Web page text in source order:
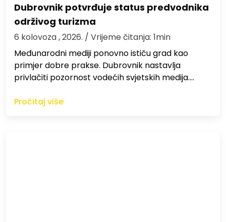
Dubrovnik potvrđuje status predvodnika
održivog turizma
6 kolovoza , 2026. / Vrijeme čitanja: 1min
Međunarodni mediji ponovno ističu grad kao
primjer dobre prakse. Dubrovnik nastavlja
privlačiti pozornost vodećih svjetskih medija.…
Pročitaj više